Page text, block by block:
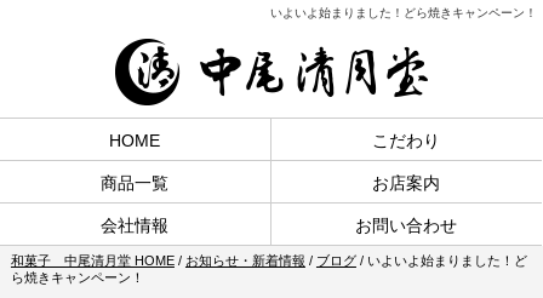
いよいよ始まりました！どら焼きキャンペーン！
HOME こだわり
商品一覧 お店案内
会社情報 お問い合わせ
和菓子 中尾清月堂 HOME/ お知らせ・新着情報 / ブログ/ いよいよ始まりました！ど
ら焼きキャンペーン！